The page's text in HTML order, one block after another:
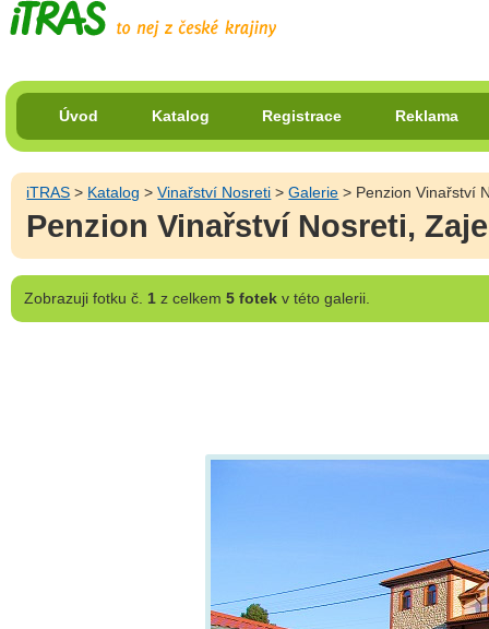
Úvod Katalog Registrace Reklama
iTRAS > Katalog >Vinařství Nosreti >Galerie > Penzion Vinařství
Penzion Vinařství Nosreti,
Zobrazujifotku č. 1z celkem 5 fotekv této galerii.